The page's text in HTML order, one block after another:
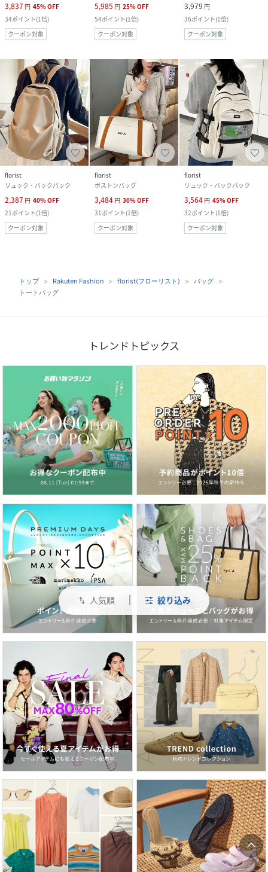
swap_vert 人気順 絞り込み
3,837 円 45%OFF
34ポイント(1倍)
クーポン対象
5,985 円 25%OFF
54ポイント(1倍)
クーポン対象
3,979 円
36ポイント(1倍)
クーポン対象
florist
リュック・バックパック
2,387 円 40%OFF
21ポイント(1倍)
クーポン対象
florist
ボストンバッグ
3,484 円 30%OFF
31ポイント(1倍)
クーポン対象
florist
リュック・バックパック
3,564 円 45%OFF
32ポイント(1倍)
クーポン対象
トップ Rakuten Fashion florist(フローリスト)
バッグ
トートバッグ
トレンドトピックス